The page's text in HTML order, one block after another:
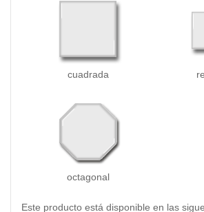
cuadrada
octagonal
Este producto está disponible en las